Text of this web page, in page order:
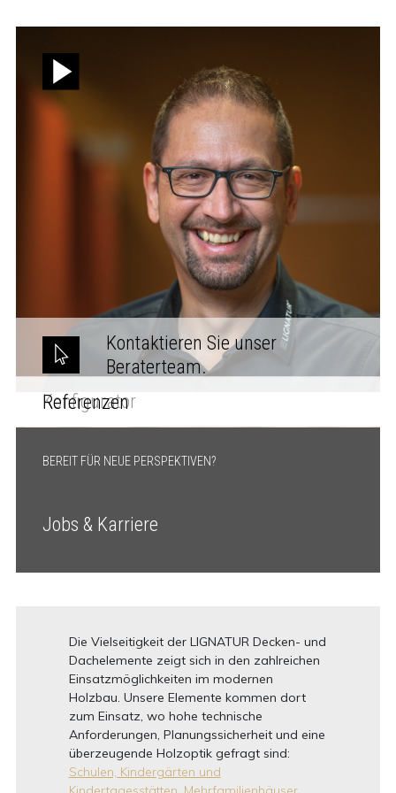
Kontaktieren Sie unser
Beraterteam.
Konfigurator
Referenzen
BEREIT FÜR NEUE PERSPEKTIVEN?
Jobs & Karriere
Die Vielseitigkeit der LIGNATUR Decken- und
Dachelemente zeigt sich in den zahlreichen
Einsatzmöglichkeiten im modernen
Holzbau. Unsere Elemente kommen dort
zum Einsatz, wo hohe technische
Anforderungen, Planungssicherheit und eine
überzeugende Holzoptik gefragt sind:
Schulen, Kindergärten und